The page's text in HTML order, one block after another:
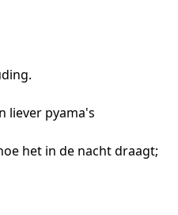
liever pyama's
het in de nacht draagt;